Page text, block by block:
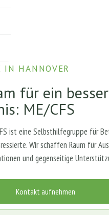
IN HANNOVER
für ein
ME/CFS
ist eine Selbsthilfegruppe für
Wir schaffen Raum für
und gegenseitige
Kontakt aufnehmen